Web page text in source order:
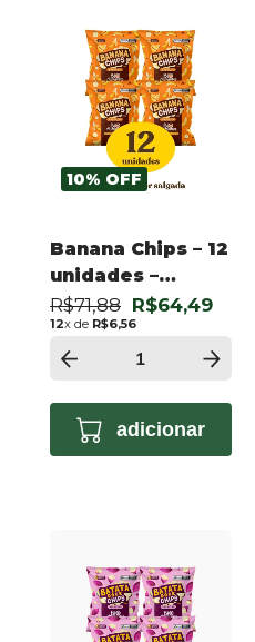
10% OFF
Banana Chips – 12
unidades –
Salgada 50g
R$71,88 R$64,49
12x de R$6,56
adicionar